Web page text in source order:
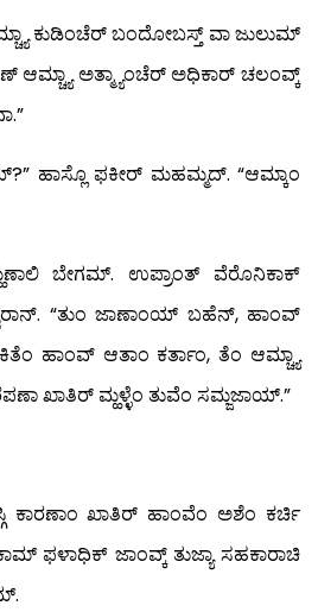
ಕುಡಿಂಚೆರ್ ಬಂದೋಬಸ್ತ್ ವಾ ಜುಲುಮ್
ಆಮ್ಚ್ಯಾ ಅತ್ಮ್ಯಾಂಚೆರ್ ಅಧಿಕಾರ್ ಚಲಂವ್ಕ್
ಹಾಸ್ಲೊ ಫಕೀರ್ ಮಹಮ್ಮದ್. “ಆಮ್ಕಾಂ
ಬೇಗಮ್. ಉಪ್ರಾಂತ್ ವೆರೊನಿಕಾಕ್
ಸ್ವರಾನ್. “ತುಂ ಜಾಣಾಂಯ್ ಬಹೆನ್, ಹಾಂವ್
ಹಾಂವ್ ಆತಾಂ ಕರ್ತಾಂ, ತೆಂ ಆಮ್ಚ್ಯಾ
ಖಾತಿರ್ ಮ್ಹಳ್ಳೆಂ ತುವೆಂ ಸಮ್ಜಜಾಯ್.”
ಕಾರಣಾಂ ಖಾತಿರ್ ಹಾಂವೆಂ ಅಶೆಂ ಕರ್ಚಿ
ಫಳಾಧಿಕ್ ಜಾಂವ್ಕ್ ತುಜ್ಯಾ ಸಹಕಾರಾಚಿ